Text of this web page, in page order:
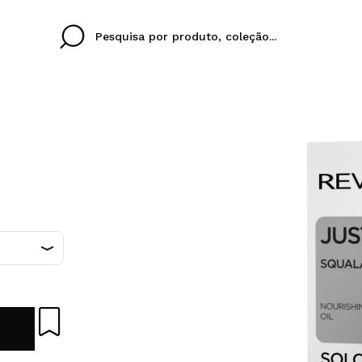
Eu não tenho uma
Ao criar uma conta
rapidamente, verificar
IDIOMA PORTUGUESE
Ines
colori